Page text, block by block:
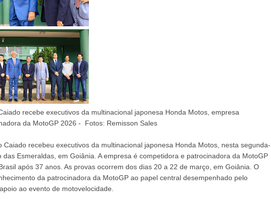
recebe executivos da multinacional japonesa Honda Motos, empresa
da MotoGP 2026 - Fotos: Remisson Sales
Caiado recebeu executivos da multinacional japonesa Honda Motos, nesta segunda-
das Esmeraldas, em Goiânia. A empresa é competidora e patrocinadora da MotoGP
após 37 anos. As provas ocorrem dos dias 20 a 22 de março, em Goiânia. O
da patrocinadora da MotoGP ao papel central desempenhado pelo
ao evento de motovelocidade.